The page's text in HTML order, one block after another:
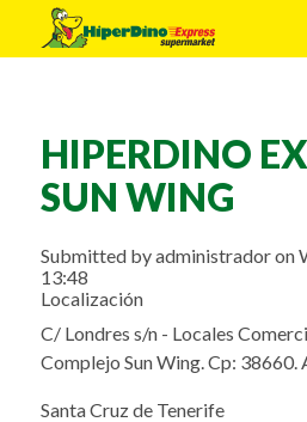
HIPERDINO
SUN WING
Submitted byadministradoron
13:48
Localización
C/ Londres s/n - Locales
Complejo Sun Wing. Cp: 38660.
Santa Cruz de Tenerife